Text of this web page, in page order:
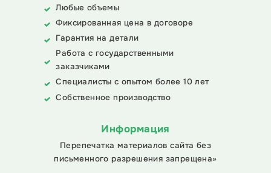
Любые объемы
Фиксированная цена в договоре
Гарантия на детали
Работа с государственными
заказчиками
Специалисты с опытом более 10 лет
Собственное производство
Информация
Перепечатка материалов сайта без
письменного разрешения запрещена»